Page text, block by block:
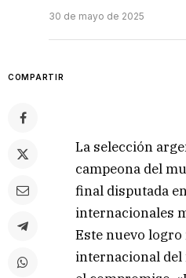
30 de mayo de 2025
COMPARTIR
La selección
campeona del
final disputada
internacionales
Este nuevo
internacional del